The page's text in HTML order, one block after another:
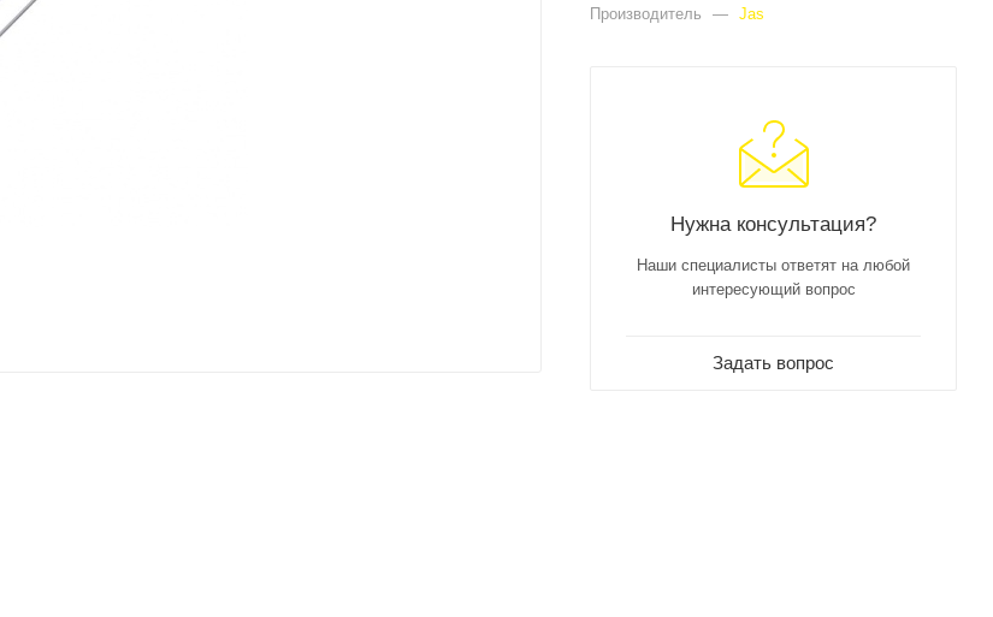
Производитель
— Jas
Нужна консультация?
Наши специалисты ответят на любой
интересующий вопрос
Задать вопрос